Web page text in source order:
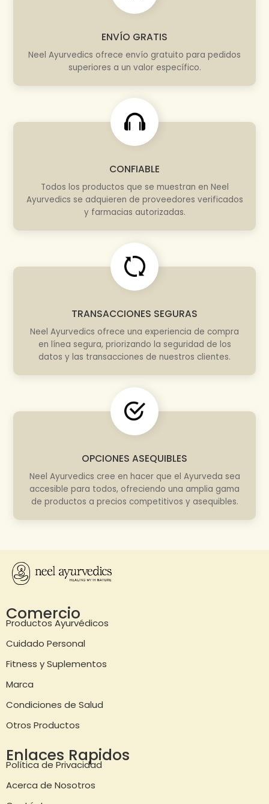
ENVÍO GRATIS
Neel Ayurvedics ofrece envío gratuito para pedidos
superiores a un valor específico.
CONFIABLE
Todos los productos que se muestran en Neel
Ayurvedics se adquieren de proveedores verificados
y farmacias autorizadas.
TRANSACCIONES SEGURAS
Neel Ayurvedics ofrece una experiencia de compra
en línea segura, priorizando la seguridad de los
datos y las transacciones de nuestros clientes.
OPCIONES ASEQUIBLES
Neel Ayurvedics cree en hacer que el Ayurveda sea
accesible para todos, ofreciendo una amplia gama
de productos a precios competitivos y asequibles.
Comercio
Productos Ayurvédicos
Cuidado Personal
Fitness y Suplementos
Marca
Condiciones de Salud
Otros Productos
Enlaces Rapidos
Política de Privacidad
Acerca de Nosotros